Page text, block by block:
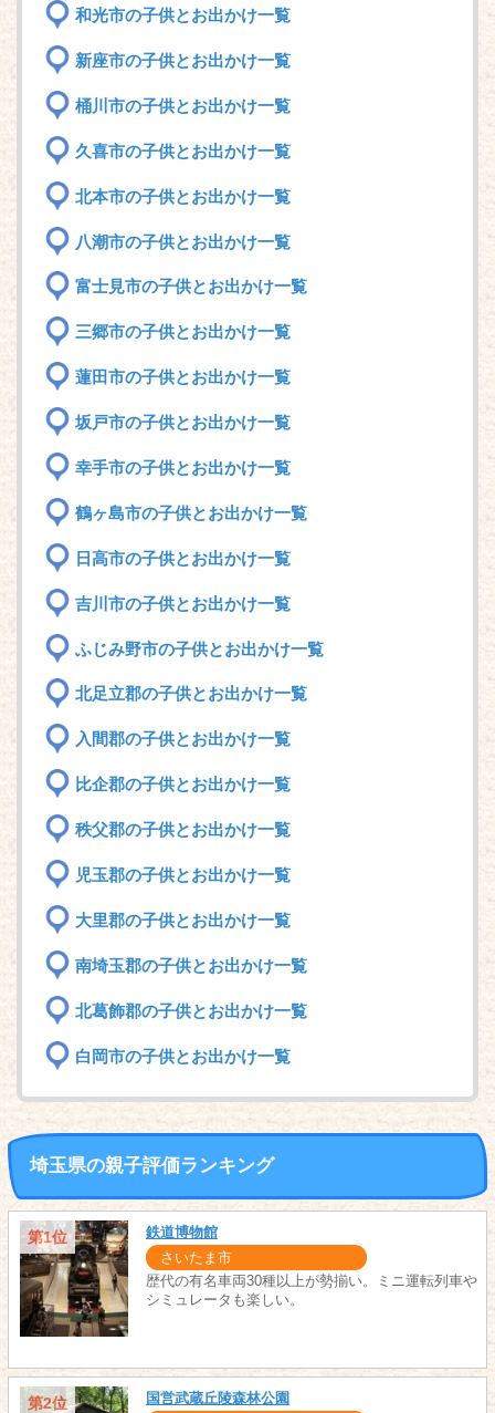
和光市の子供とお出かけ一覧
新座市の子供とお出かけ一覧
桶川市の子供とお出かけ一覧
久喜市の子供とお出かけ一覧
北本市の子供とお出かけ一覧
八潮市の子供とお出かけ一覧
富士見市の子供とお出かけ一覧
三郷市の子供とお出かけ一覧
蓮田市の子供とお出かけ一覧
坂戸市の子供とお出かけ一覧
幸手市の子供とお出かけ一覧
鶴ヶ島市の子供とお出かけ一覧
日高市の子供とお出かけ一覧
吉川市の子供とお出かけ一覧
ふじみ野市の子供とお出かけ一覧
北足立郡の子供とお出かけ一覧
入間郡の子供とお出かけ一覧
比企郡の子供とお出かけ一覧
秩父郡の子供とお出かけ一覧
児玉郡の子供とお出かけ一覧
大里郡の子供とお出かけ一覧
南埼玉郡の子供とお出かけ一覧
北葛飾郡の子供とお出かけ一覧
白岡市の子供とお出かけ一覧
埼玉県の親子評価ランキング
第1位 鉄道博物館
さいたま市
歴代の有名車両30種以上が勢揃い。ミニ運転列車や
シミュレータも楽しい。
第2位 国営武蔵丘陵森林公園